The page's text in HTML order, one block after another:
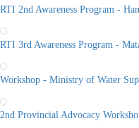
RTI 3rd Awareness Program -
Workshop - Ministry of Water
2nd Provincial Advocacy
3rd Provincial Advocacy